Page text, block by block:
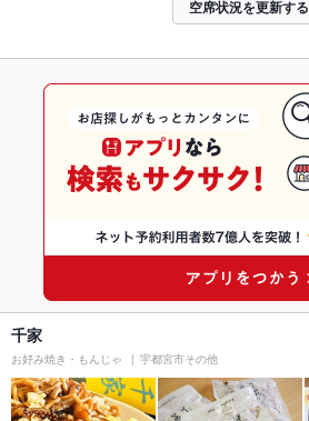
空席状況を更新する
千家
お好み焼き・もんじゃ 宇都宮市その他